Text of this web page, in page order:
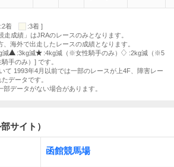
:2着
:3着 ]
成績」はJRAのレースのみとなります。
海外で出走したレースの成績となります。
減 :3kg減 :4kg減（※女性騎手のみ）
:2kg減（※5
手のみ）] です。
て 1993年4月以前では一部のレースが上4F、障害レー
データです。
データがない場合があります。
サイト）
函館競馬場